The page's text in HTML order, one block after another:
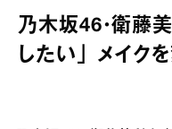
乃木坂46・衛藤
したい」 メイク